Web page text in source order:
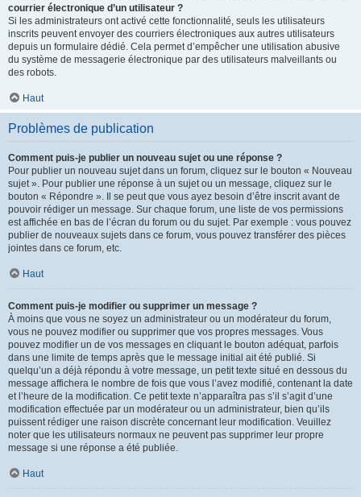
courrier électronique d’un utilisateur ?
Si les administrateurs ont activé cette fonctionnalité, seuls les utilisateurs
inscrits peuvent envoyer des courriers électroniques aux autres utilisateurs
depuis un formulaire dédié. Cela permet d’empêcher une utilisation abusive
du système de messagerie électronique par des utilisateurs malveillants ou
des robots.
Haut
Problèmes de publication
Comment puis-je publier un nouveau sujet ou une réponse ?
Pour publier un nouveau sujet dans un forum, cliquez sur le bouton « Nouveau
sujet ». Pour publier une réponse à un sujet ou un message, cliquez sur le
bouton « Répondre ». Il se peut que vous ayez besoin d’être inscrit avant de
pouvoir rédiger un message. Sur chaque forum, une liste de vos permissions
est affichée en bas de l’écran du forum ou du sujet. Par exemple : vous pouvez
publier de nouveaux sujets dans ce forum, vous pouvez transférer des pièces
jointes dans ce forum, etc.
Haut
Comment puis-je modifier ou supprimer un message ?
À moins que vous ne soyez un administrateur ou un modérateur du forum,
vous ne pouvez modifier ou supprimer que vos propres messages. Vous
pouvez modifier un de vos messages en cliquant le bouton adéquat, parfois
dans une limite de temps après que le message initial ait été publié. Si
quelqu’un a déjà répondu à votre message, un petit texte situé en dessous du
message affichera le nombre de fois que vous l’avez modifié, contenant la date
et l’heure de la modification. Ce petit texte n’apparaîtra pas s’il s’agit d’une
modification effectuée par un modérateur ou un administrateur, bien qu’ils
puissent rédiger une raison discrète concernant leur modification. Veuillez
noter que les utilisateurs normaux ne peuvent pas supprimer leur propre
message si une réponse a été publiée.
Haut